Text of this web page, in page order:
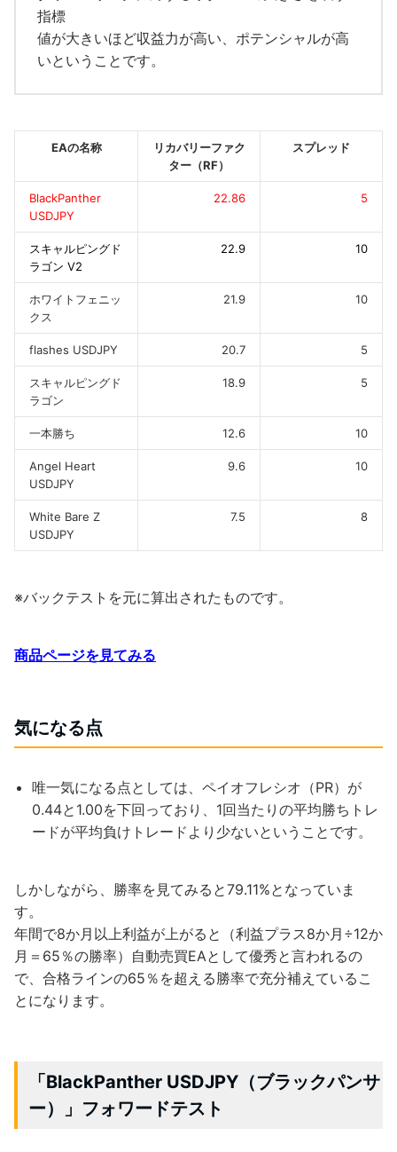
指標
値が大きいほど収益力が高い、ポテンシャルが高
いということです。
EAの名称
リカバリーファク
ター（RF）
スプレッド
BlackPanther
USDJPY
22.86 5
スキャルピングド
ラゴン V2
22.9 10
ホワイトフェニッ
クス
21.9 10
flashes USDJPY 20.7 5
スキャルピングド
ラゴン
18.9 5
一本勝ち 12.6 10
Angel Heart
USDJPY
9.6 10
White Bare Z
USDJPY
7.5 8
※バックテストを元に算出されたものです。
商品ページを見てみる
気になる点
唯一気になる点としては、ペイオフレシオ（PR）が
0.44と1.00を下回っており、1回当たりの平均勝ちトレ
ードが平均負けトレードより少ないということです。
しかしながら、勝率を見てみると79.11%となっていま
す。
年間で8か月以上利益が上がると（利益プラス8か月÷12か
月＝65％の勝率）自動売買EAとして優秀と言われるの
で、合格ラインの65％を超える勝率で充分補えているこ
とになります。
「BlackPanther USDJPY（ブラックパンサ
ー）」フォワードテスト